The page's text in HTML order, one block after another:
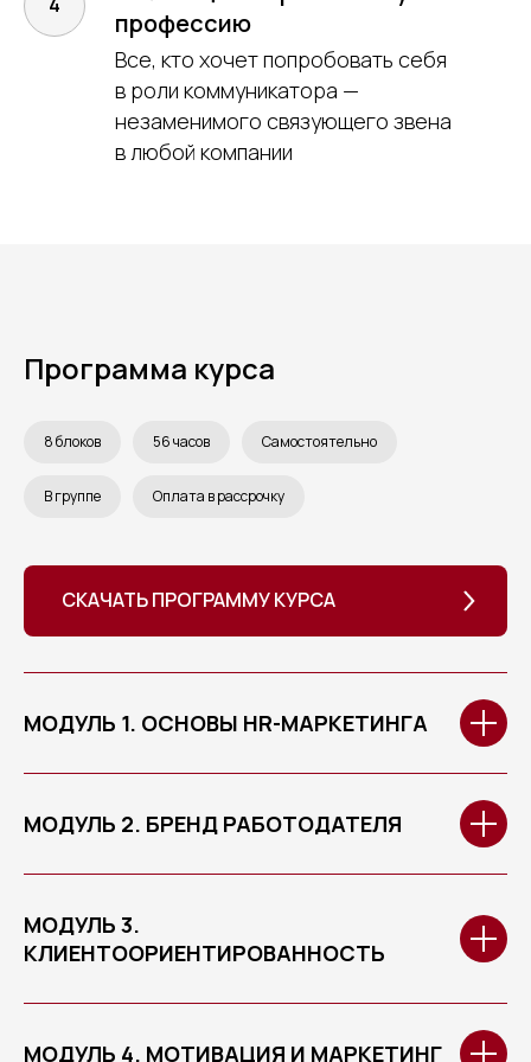
профессию
Все, кто хочет попробовать себя
в роли коммуникатора —
незаменимого связующего звена
в любой компании
Программа курса
8 блоков 56 часов Самостоятельно
В группе Оплата в рассрочку
СКАЧАТЬ ПРОГРАММУ КУРСА
МОДУЛЬ 1. ОСНОВЫ HR-МАРКЕТИНГА
МОДУЛЬ 2. БРЕНД РАБОТОДАТЕЛЯ
МОДУЛЬ 3.
КЛИЕНТООРИЕНТИРОВАННОСТЬ
МОДУЛЬ 4. МОТИВАЦИЯ И МАРКЕТИНГ